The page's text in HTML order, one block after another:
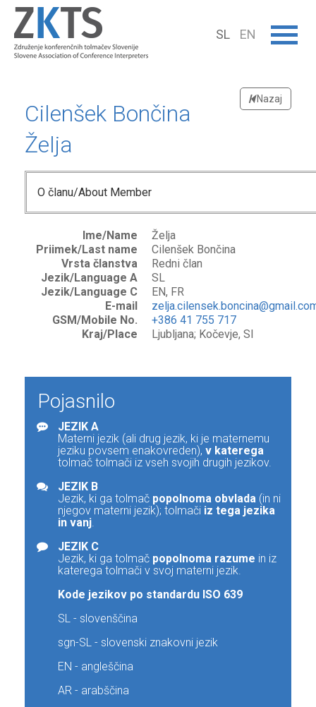
SL EN
Nazaj
Cilenšek Bončina
Želja
O članu/About Member
Ime/Name
Želja
Priimek/Last name
Cilenšek Bončina
Vrsta članstva
Redni član
Jezik/Language A
SL
Jezik/Language C
EN, FR
E-mail
GSM/Mobile No.
+386 41 755 717
Kraj/Place
Ljubljana; Kočevje, SI
Pojasnilo
JEZIK A
Materni jezik (ali drug jezik, ki je maternemu
jeziku povsem enakovreden), v katerega
tolmač tolmači iz vseh svojih drugih jezikov.
JEZIK B
Jezik, ki ga tolmač popolnoma obvlada (in ni
njegov materni jezik); tolmači iz tega jezika
in vanj.
JEZIK C
Jezik, ki ga tolmač popolnoma razume in iz
katerega tolmači v svoj materni jezik.
Kode jezikov po standardu ISO 639
SL - slovenščina
sgn-SL - slovenski znakovni jezik
EN - angleščina
AR - arabščina